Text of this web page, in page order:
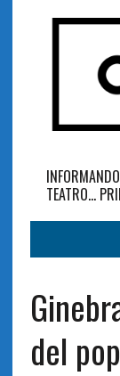
TEATRO...
del